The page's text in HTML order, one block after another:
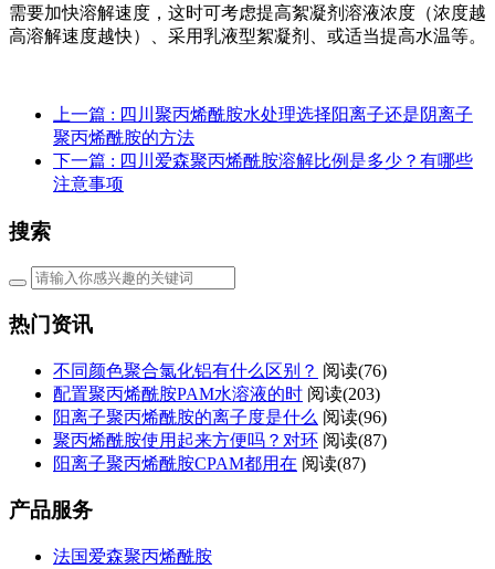
需要加快溶解速度，这时可考虑提高絮凝剂溶液浓度（浓度越
高溶解速度越快）、采用乳液型絮凝剂、或适当提高水温等。
上一篇 : 四川聚丙烯酰胺水处理选择阳离子还是阴离子
聚丙烯酰胺的方法
下一篇 : 四川爱森聚丙烯酰胺溶解比例是多少？有哪些
注意事项
搜索
热门资讯
不同颜色聚合氯化铝有什么区别？ 阅读(76)
配置聚丙烯酰胺PAM水溶液的时 阅读(203)
阳离子聚丙烯酰胺的离子度是什么 阅读(96)
聚丙烯酰胺使用起来方便吗？对环 阅读(87)
阳离子聚丙烯酰胺CPAM都用在 阅读(87)
产品服务
法国爱森聚丙烯酰胺